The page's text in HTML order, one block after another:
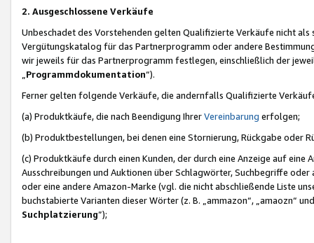
2. Ausgeschlossene Verkäufe
Unbeschadet des Vorstehenden gelten Qualifizierte Verkäufe nicht
Vergütungskatalog für das Partnerprogramm oder andere
wir jeweils für das Partnerprogramm festlegen, einschließlich der
Programmdokumentation“).
Ferner gelten folgende Verkäufe, die andernfalls Qualifizierte
(a) Produktkäufe, die nach Beendigung IhrerVereinbarung erfolgen;
(b) Produktbestellungen, bei denen eine Stornierung, Rückgabe oder
(c) Produktkäufe durch einen Kunden, der durch eine Anzeige auf
Ausschreibungen und Auktionen über Schlagwörter, Suchbegriffe
oder eine andere Amazon-Marke (vgl. die nicht abschließende Liste
buchstabierte Varianten dieser Wörter (z. B. „ammazon“, „amaozn“
Suchplatzierung”);